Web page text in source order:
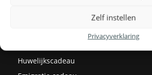
Zelf instellen
Privacyverklaring
Huwelijkscadeau